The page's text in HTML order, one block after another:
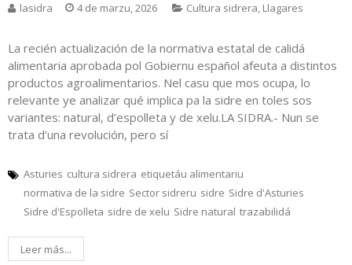
lasidra 4 de marzu, 2026 Cultura sidrera, Llagares
La recién actualización de la normativa estatal de calidá
alimentaria aprobada pol Gobiernu español afeuta a distintos
productos agroalimentarios. Nel casu que mos ocupa, lo
relevante ye analizar qué implica pa la sidre en toles sos
variantes: natural, d’espolleta y de xelu.LA SIDRA.- Nun se
trata d’una revolución, pero sí
Asturies cultura sidrera etiquetáu alimentariu
normativa de la sidre Sector sidreru sidre Sidre d'Asturies
Sidre d'Espolleta sidre de xelu Sidre natural trazabilidá
Leer más...